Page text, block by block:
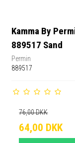
Kamma By
889517 Sand
Permin
889517
76,00 DKK
64,00 DKK